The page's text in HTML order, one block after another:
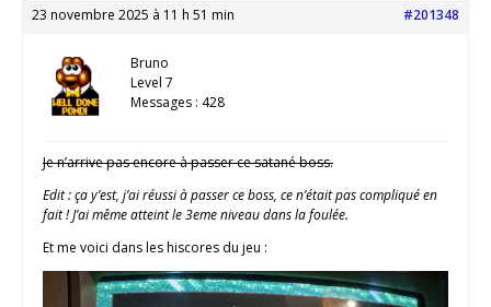
23 novembre 2025 à 11 h 51 min #201348
Bruno
Level 7
Messages : 428
Je n’arrive pas encore à passer ce satané boss.
Edit : ça y’est, j’ai réussi à passer ce boss, ce n’était pas compliqué en
fait ! J’ai même atteint le 3eme niveau dans la foulée.
Et me voici dans les hiscores du jeu :